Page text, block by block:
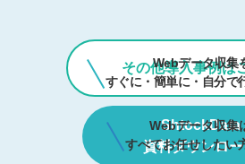
その他導入事例は
Webデータ収集
すぐに・簡単に・自分で
ShtockData
資料ダウンロ
Webデータ収集
すべてお任せしたい